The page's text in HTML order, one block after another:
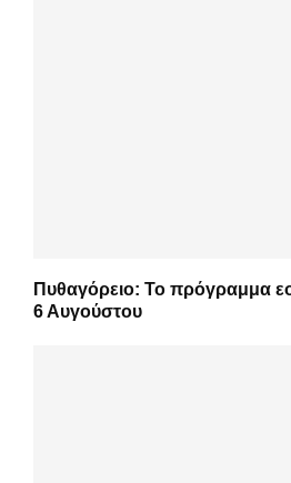
Πυθαγόρειο: Το πρόγραμμα
6 Αυγούστου